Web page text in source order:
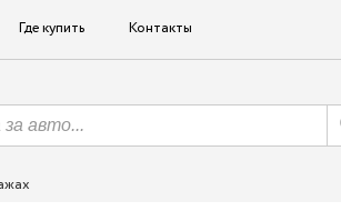
Где купить Контакты